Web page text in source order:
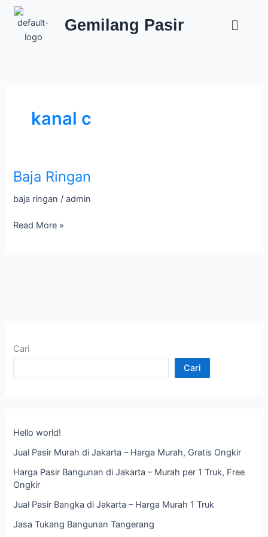
Lewati
konten
Gemilang Pasir Menu
kanal c
Baja Ringan
baja ringan /admin
Baja
Read More »
Cari
Cari
Hello world!
Jual Pasir Murah di Jakarta – Harga Murah, Gratis Ongkir
Harga Pasir Bangunan di Jakarta – Murah per 1 Truk, Free
Ongkir
Jual Pasir Bangka di Jakarta – Harga Murah 1 Truk
Jasa Tukang Bangunan Tangerang